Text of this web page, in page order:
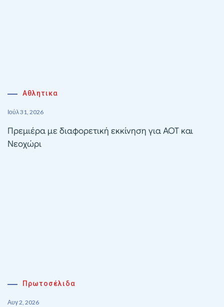
Αθλητικα
Ιούλ 31, 2026
Πρεμιέρα με διαφορετική εκκίνηση για ΑΟΤ και
Νεοχώρι
Πρωτοσέλιδα
Αυγ 2, 2026